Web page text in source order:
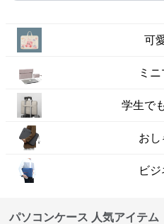
可
ミ
学生で
おし
ビジ
パソコンケース 人気アイテム